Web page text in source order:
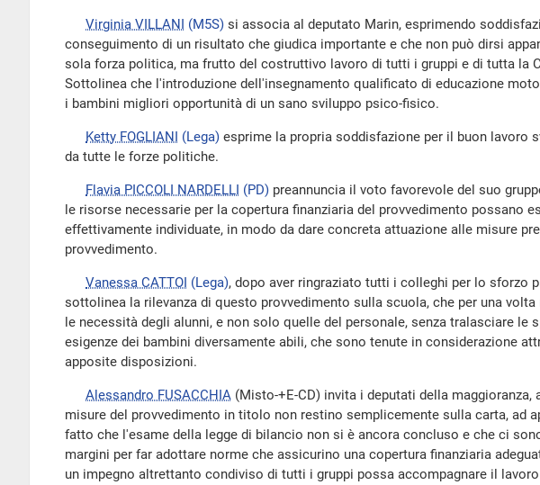
Virginia VILLANI (M5S) si associa al deputato Marin, esprimendo
conseguimento di un risultato che giudica importante e che non può dirsi
sola forza politica, ma frutto del costruttivo lavoro di tutti i gruppi e di tutta la
Sottolinea che l'introduzione dell'insegnamento qualificato di educazione
i bambini migliori opportunità di un sano sviluppo psico-fisico.
Ketty FOGLIANI (Lega) esprime la propria soddisfazione per il buon lavoro
da tutte le forze politiche.
Flavia PICCOLI NARDELLI (PD) preannuncia il voto favorevole del suo
le risorse necessarie per la copertura finanziaria del provvedimento possano
effettivamente individuate, in modo da dare concreta attuazione alle misure
provvedimento.
Vanessa CATTOI (Lega), dopo aver ringraziato tutti i colleghi per lo sforzo
sottolinea la rilevanza di questo provvedimento sulla scuola, che per una
le necessità degli alunni, e non solo quelle del personale, senza tralasciare le
esigenze dei bambini diversamente abili, che sono tenute in considerazione
apposite disposizioni.
Alessandro FUSACCHIA (Misto-+E-CD) invita i deputati della maggioranza,
misure del provvedimento in titolo non restino semplicemente sulla carta, ad
fatto che l'esame della legge di bilancio non si è ancora concluso e che ci
margini per far adottare norme che assicurino una copertura finanziaria
un impegno altrettanto condiviso di tutti i gruppi possa accompagnare il